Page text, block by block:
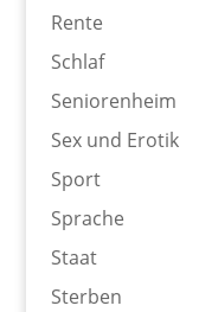
Rente
Schlaf
Seniorenheim
Sex und Erotik
Sport
Sprache
Staat
Sterben